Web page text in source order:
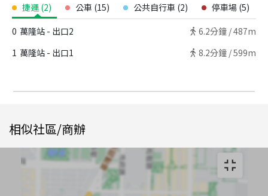
捷運 (2) 公車 (15) 公共自行車 (2) 停車場 (5)
0 萬隆站 - 出口2 6.2分鐘 /487m
1 萬隆站 - 出口1 8.2分鐘 /599m
相似社區/商辦